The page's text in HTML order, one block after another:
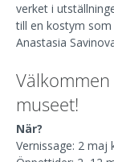
verket i
till en kostym
Anastasia
museet!
När?
Vernissage: 2 maj